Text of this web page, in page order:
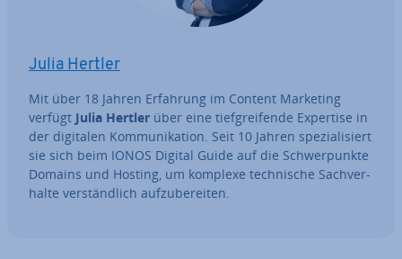
Julia Hertler
Mit über 18 Jahren Erfahrung im Content Marketing
verfügt Julia Hertler über eine tief­grei­fen­de Expertise in
der digitalen Kom­mu­ni­ka­ti­on. Seit 10 Jahren spe­zia­li­siert
sie sich beim IONOS Digital Guide auf die Schwer­punk­te
Domains und Hosting, um komplexe tech­ni­sche Sach­ver­
hal­te ver­ständ­lich auf­zu­be­rei­ten.